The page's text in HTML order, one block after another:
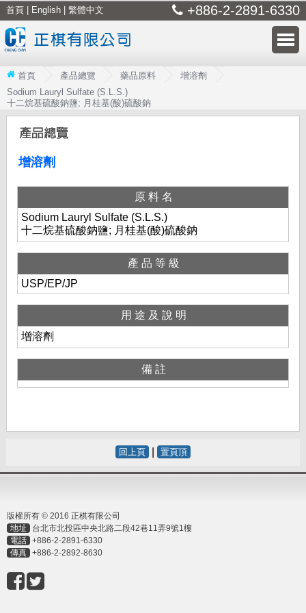
首頁| English| 繁體中文 +886-2-2891-6330
首頁 產品總覽 藥品原料
增溶劑
Sodium Lauryl Sulfate (S.L.S.)
十二烷基硫酸鈉鹽; 月桂基(酸)硫酸鈉
增溶劑
原料名
Sodium Lauryl Sulfate (S.L.S.)
十二烷基硫酸鈉鹽; 月桂基(酸)硫酸鈉
產品等級
USP/EP/JP
用途及說明
增溶劑
備註
回上頁 置頁頂
版權所有 © 2016 正棋有限公司
地址
台北市北投區中央北路二段42巷11弄9號1樓
電話 +886-2-2891-6330
傳真 +886-2-2892-8630